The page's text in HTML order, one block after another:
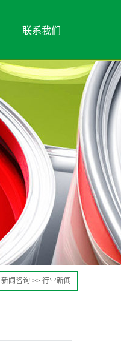
联系我们
新闻咨询 >> 行业新闻